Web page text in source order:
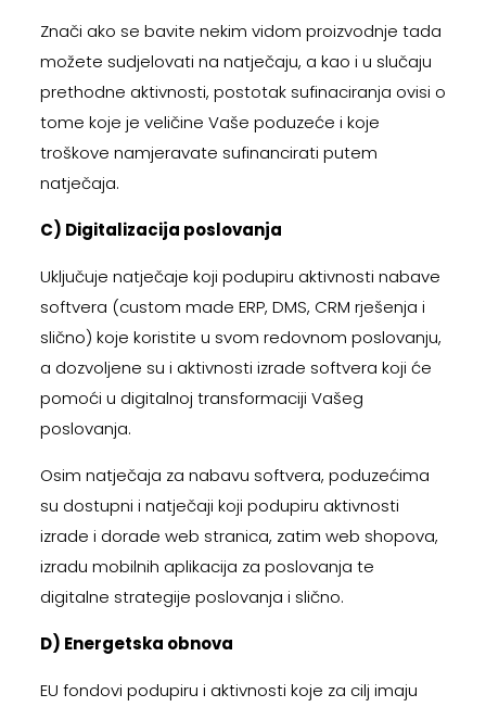
Znači ako se bavite nekim vidom proizvodnje tada
možete sudjelovati na natječaju, a kao i u slučaju
prethodne aktivnosti, postotak sufinaciranja ovisi o
tome koje je veličine Vaše poduzeće i koje
troškove namjeravate sufinancirati putem
natječaja.
C) Digitalizacija poslovanja
Uključuje natječaje koji podupiru aktivnosti nabave
softvera (custom made ERP, DMS, CRM rješenja i
slično) koje koristite u svom redovnom poslovanju,
a dozvoljene su i aktivnosti izrade softvera koji će
pomoći u digitalnoj transformaciji Vašeg
poslovanja.
Osim natječaja za nabavu softvera, poduzećima
su dostupni i natječaji koji podupiru aktivnosti
izrade i dorade web stranica, zatim web shopova,
izradu mobilnih aplikacija za poslovanja te
digitalne strategije poslovanja i slično.
D) Energetska obnova
EU fondovi podupiru i aktivnosti koje za cilj imaju